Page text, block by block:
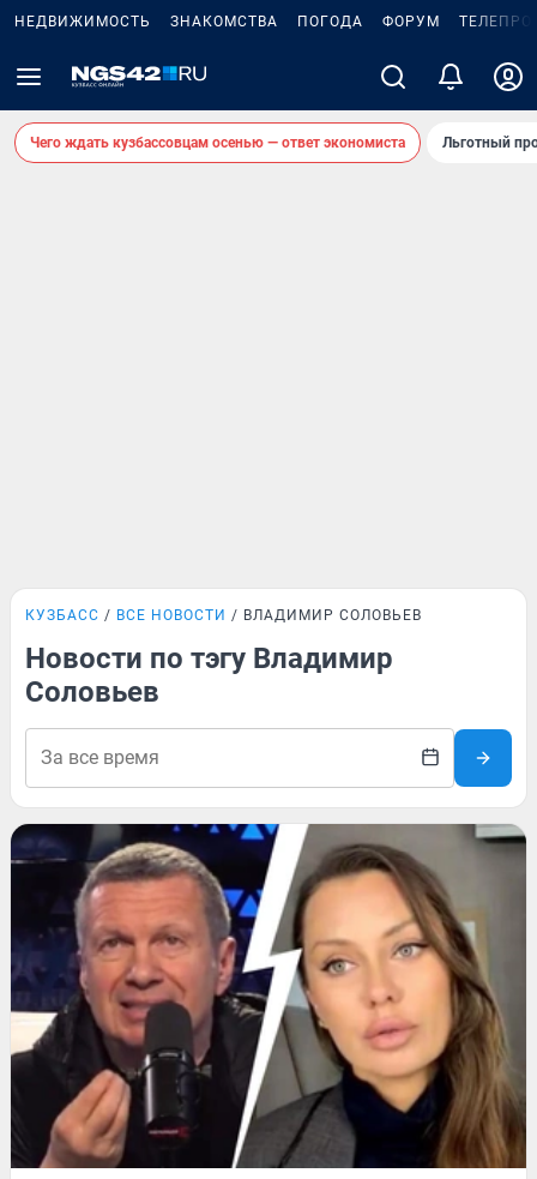
НЕДВИЖИМОСТЬ ЗНАКОМСТВА ПОГОДА ФОРУМ
Чего ждать кузбассовцам осенью — ответ экономиста Льготный
КУЗБАСС ВСЕ НОВОСТИ ВЛАДИМИР СОЛОВЬЕВ
Новости по тэгу Владимир
Соловьев